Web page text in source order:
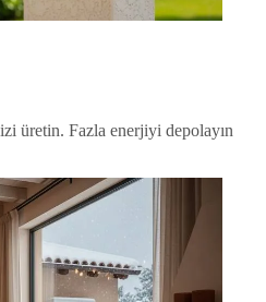
üretin. Fazla enerjiyi depolayın